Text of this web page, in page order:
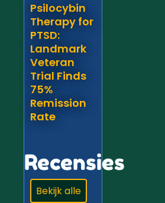
Psilocybin
Therapy for
PTSD:
Landmark
Veteran
Trial Finds
75%
Remission
Rate
Recensies
Bekijk alle